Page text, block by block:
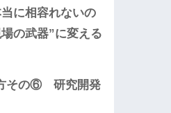
に相容れないの
の武器”に変える
その⑥ 研究開発